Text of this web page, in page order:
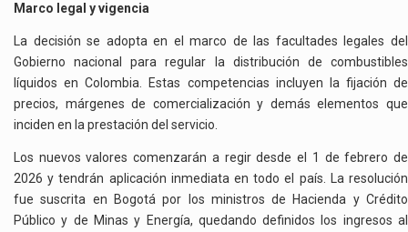
Marco legal y vigencia
La decisión se adopta en el marco de las facultades legales del
Gobierno nacional para regular la distribución de combustibles
líquidos en Colombia. Estas competencias incluyen la fijación de
precios, márgenes de comercialización y demás elementos que
inciden en la prestación del servicio.
Los nuevos valores comenzarán a regir desde el 1 de febrero de
2026 y tendrán aplicación inmediata en todo el país. La resolución
fue suscrita en Bogotá por los ministros de Hacienda y Crédito
Público y de Minas y Energía, quedando definidos los ingresos al